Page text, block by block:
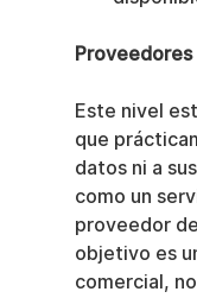
Este nivel
que
datos ni a
como un
proveedor
objetivo es
comercial,